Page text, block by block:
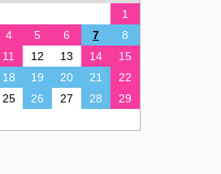
1
4 5 6 7
8
11 12 13 14
15
18 19 20 21
22
25 26 27 28
29